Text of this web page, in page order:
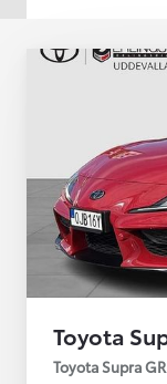
Toyota
Toyota Supra